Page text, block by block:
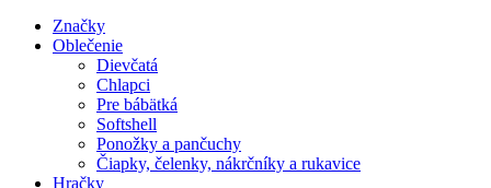
Značky
Oblečenie
Dievčatá
Chlapci
Pre bábätká
Softshell
Ponožky a pančuchy
Čiapky, čelenky, nákrčníky a rukavice
Hračky